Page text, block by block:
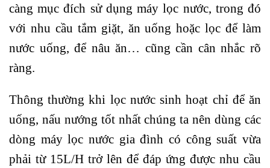
càng mục đích sử dụng máy lọc nước, trong đó
với nhu cầu tắm giặt, ăn uống hoặc lọc để làm
nước uống, để nâu ăn… cũng cần cân nhắc rõ
ràng.
Thông thường khi lọc nước sinh hoạt chỉ để ăn
uống, nấu nướng tốt nhất chúng ta nên dùng các
dòng máy lọc nước gia đình có công suất vừa
phải từ 15L/H trở lên để đáp ứng được nhu cầu